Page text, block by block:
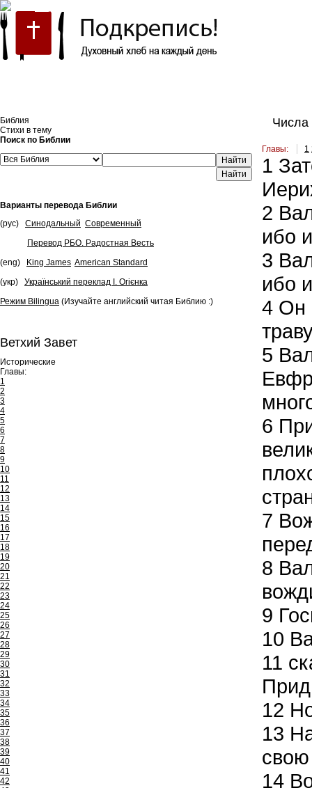
Библия
Стихи в тему
Поиск по Библии
Найти
Варианты перевода Библии
(рус)
Синодальный Современный
Перевод РБО. Радостная Весть
(eng)
King James American Standard
(укр)
Український переклад І. Огієнка
Режим Bilingua (Изучайте английский читая Библию :)
Ветхий Завет
Исторические
Главы:
1
2
3
4
5
6
7
8
9
10
11
12
13
14
15
16
17
18
19
20
21
22
23
24
25
26
27
28
29
30
31
32
33
34
35
36
37
38
39
40
41
42
Числа
Главы: 1
1
2
ибо
3
ибо
4 Он
5
6
7
8
9
10
11
12
13
свою
14